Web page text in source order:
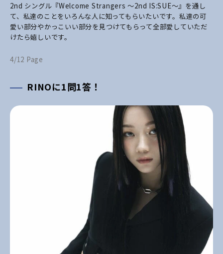
2nd シングル『Welcome Strangers ～2nd IS:SUE～』を通し
て、私達のことをいろんな人に知ってもらいたいです。私達の可
愛い部分やかっこいい部分を見つけてもらって全部愛していただ
けたら嬉しいです。
4/12 Page
RINOに1問1答！